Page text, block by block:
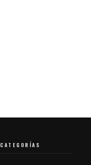
CATEGORÍAS